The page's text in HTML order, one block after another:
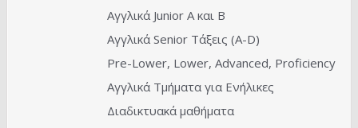
Αγγλικά Junior A και Β
Αγγλικά Senior Τάξεις (Α-D)
Pre-Lower, Lower, Advanced, Proficiency
Αγγλικά Τμήματα για Ενήλικες
Διαδικτυακά μαθήματα